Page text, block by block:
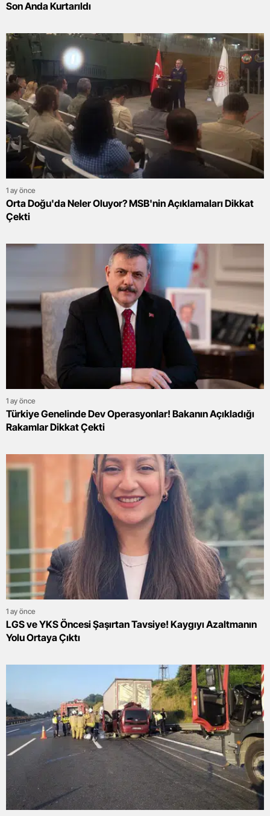
Son Anda Kurtarıldı
1 ay önce
Orta Doğu'da Neler Oluyor? MSB'nin Açıklamaları Dikkat
Çekti
1 ay önce
Türkiye Genelinde Dev Operasyonlar! Bakanın Açıkladığı
Rakamlar Dikkat Çekti
1 ay önce
LGS ve YKS Öncesi Şaşırtan Tavsiye! Kaygıyı Azaltmanın
Yolu Ortaya Çıktı